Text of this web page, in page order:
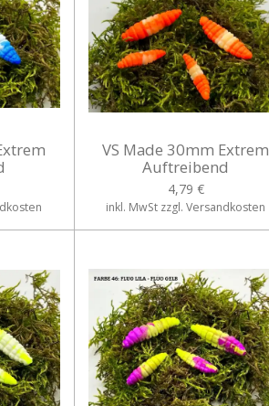
VS Made 30mm Extrem
Auftreibend
4,79 €
inkl. MwSt zzgl. Versandkosten